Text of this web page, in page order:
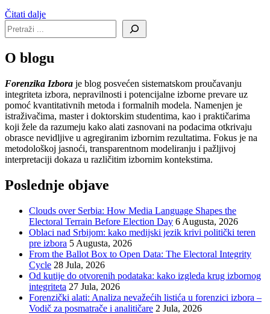
Čitati dalje
O blogu
Forenzika Izbora je blog posvećen sistematskom proučavanju
integriteta izbora, nepravilnosti i potencijalne izborne prevare uz
pomoć kvantitativnih metoda i formalnih modela. Namenjen je
istraživačima, master i doktorskim studentima, kao i praktičarima
koji žele da razumeju kako alati zasnovani na podacima otkrivaju
obrasce nevidljive u agregiranim izbornim rezultatima. Fokus je na
metodološkoj jasnoći, transparentnom modeliranju i pažljivoj
interpretaciji dokaza u različitim izbornim kontekstima.
Poslednje objave
Clouds over Serbia: How Media Language Shapes the
Electoral Terrain Before Election Day 6 Augusta, 2026
Oblaci nad Srbijom: kako medijski jezik krivi politički teren
pre izbora 5 Augusta, 2026
From the Ballot Box to Open Data: The Electoral Integrity
Cycle 28 Jula, 2026
Od kutije do otvorenih podataka: kako izgleda krug izbornog
integriteta 27 Jula, 2026
Forenzički alati: Analiza nevažećih listića u forenzici izbora –
Vodič za posmatrače i analitičare 2 Jula, 2026